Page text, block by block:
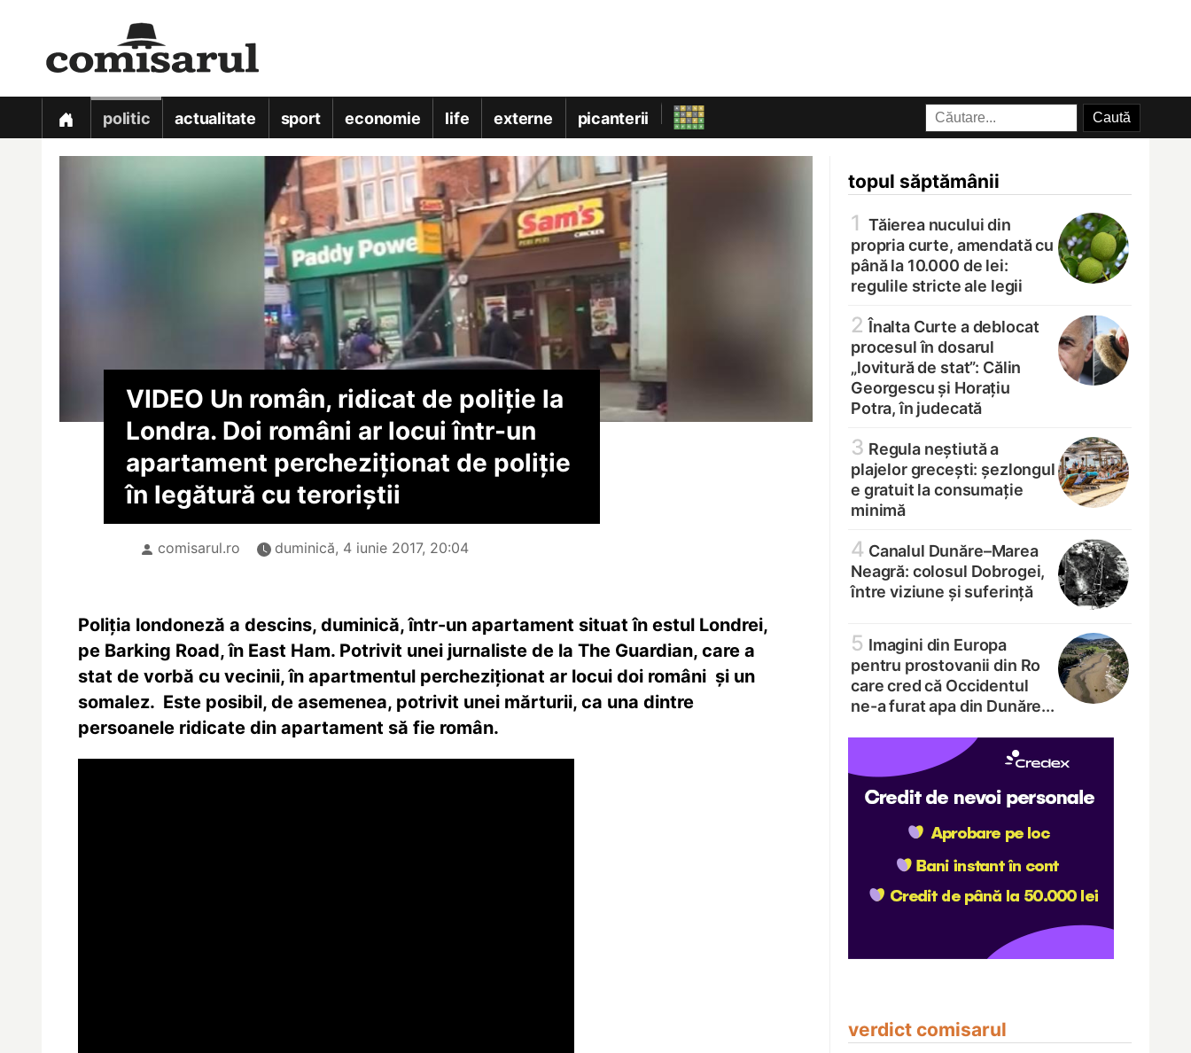
politic actualitate sport economie life externe picanterii
topul săptămânii
1 Tăierea nucului din
propria curte, amendată cu
până la 10.000 de lei:
regulile stricte ale legii
2 Înalta Curte a deblocat
procesul în dosarul
„lovitură de stat”: Călin
Georgescu și Horațiu
Potra, în judecată
3 Regula neștiută a
plajelor grecești: șezlongul
e gratuit la consumație
minimă
4 Canalul Dunăre–Marea
Neagră: colosul Dobrogei,
între viziune și suferință
5 Imagini din Europa
pentru prostovanii din Ro
care cred că Occidentul
ne-a furat apa din Dunăre...
verdict comisarul
VIDEO Un român, ridicat de poliție la
Londra. Doi români ar locui într-un
apartament percheziționat de poliție
în legătură cu teroriștii
comisarul.ro duminică, 4 iunie 2017, 20:04
Poliția londoneză a descins, duminică, într-un apartament situat în estul Londrei,
pe Barking Road, în East Ham. Potrivit unei jurnaliste de la The Guardian, care a
stat de vorbă cu vecinii, în apartmentul percheziționat ar locui doi români și un
somalez. Este posibil, de asemenea, potrivit unei mărturii, ca una dintre
persoanele ridicate din apartament să fie român.